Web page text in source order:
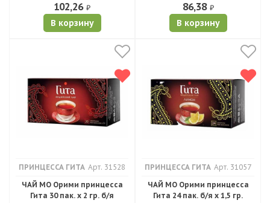
102,26 ₽
В корзину
86,38 ₽
В корзину
ПРИНЦЕССА ГИТА Арт. 31528
ЧАЙ МО Орими принцесса
Гита 30 пак. х 2 гр. б/я
ПРИНЦЕССА ГИТА Арт. 31057
ЧАЙ МО Орими принцесса
Гита 24 пак. б/я х 1,5 гр.